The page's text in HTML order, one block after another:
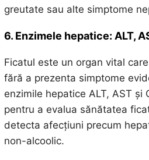
greutate sau alte simptome
6. Enzimele hepatice: ALT,
Ficatul este un organ vital
fără a prezenta simptome
enzimile hepatice ALT, AST și
pentru a evalua sănătatea
detecta afecțiuni precum
non-alcoolic.